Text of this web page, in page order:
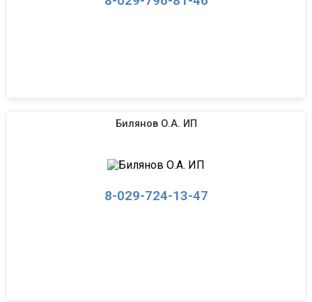
Билянов О.А. ИП
8-029-724-13-47